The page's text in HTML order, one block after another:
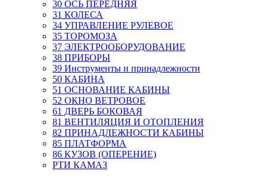
30 ОСЬ ПЕРЕДНЯЯ
31 КОЛЕСА
34 УПРАВЛЕНИЕ РУЛЕВОЕ
35 ТОРОМОЗА
37 ЭЛЕКТРООБОРУДОВАНИЕ
38 ПРИБОРЫ
39 Инструменты и принадлежности
50 КАБИНА
51 ОСНОВАНИЕ КАБИНЫ
52 ОКНО ВЕТРОВОЕ
61 ДВЕРЬ БОКОВАЯ
81 ВЕНТИЛЯЦИЯ И ОТОПЛЕНИЯ
82 ПРИНАДЛЕЖНОСТИ КАБИНЫ
85 ПЛАТФОРМА
86 КУЗОВ (ОПЕРЕНИЕ)
РТИ КАМАЗ